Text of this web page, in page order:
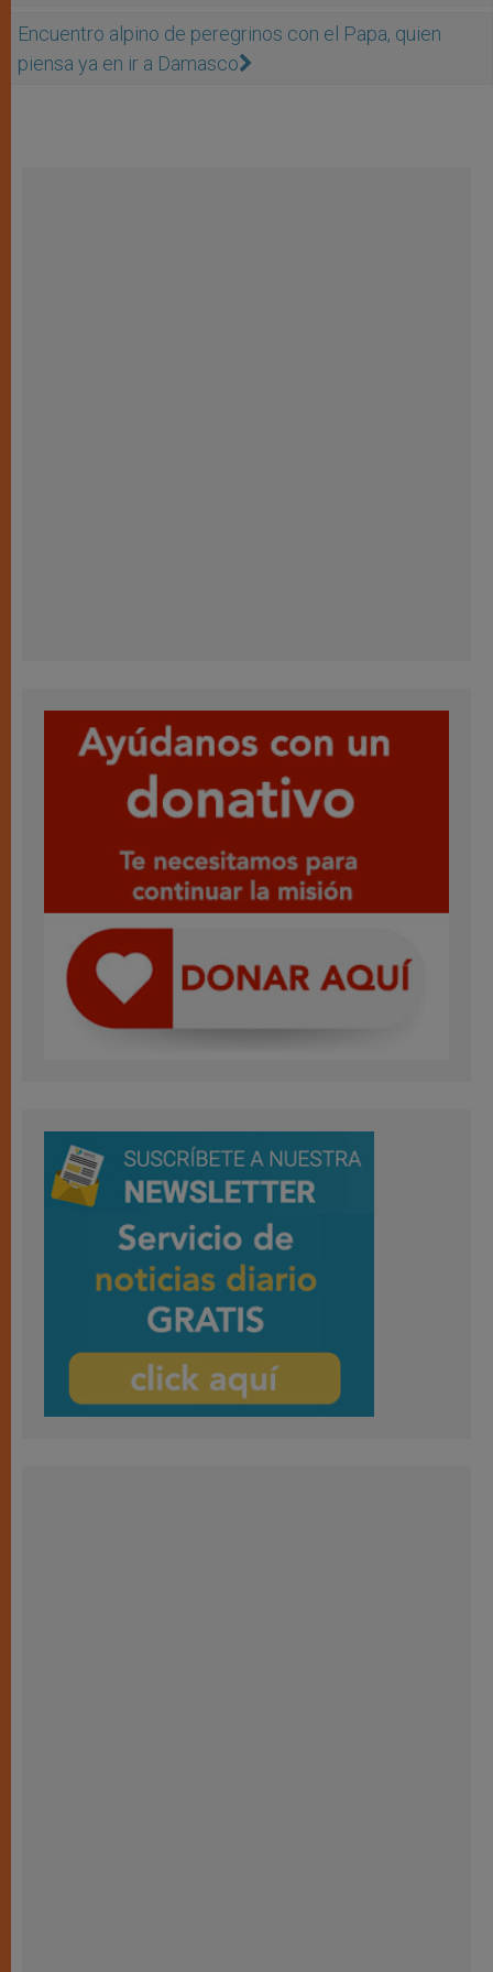
Encuentro alpino de peregrinos con el Papa, quien
piensa ya en ir a Damasco